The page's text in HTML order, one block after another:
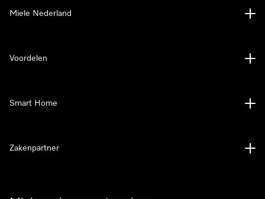
Miele Nederland
Voordelen
Smart Home
Zakenpartner